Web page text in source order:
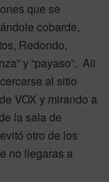
que se
cobarde,
Redondo,
y “payaso”. Ali
al sitio
VOX y mirando a
la sala de
otro de los
no llegaras a